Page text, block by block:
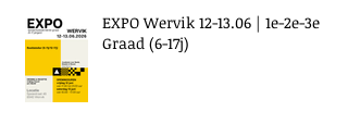
EXPO Wervik 12-13.06 | 1e-2e-3e
Graad (6-17j)